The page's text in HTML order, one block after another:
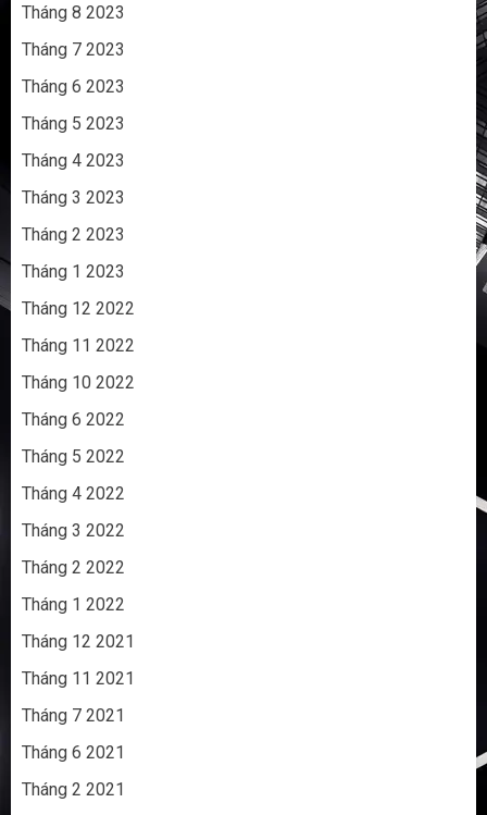
Tháng 8 2023
Tháng 7 2023
Tháng 6 2023
Tháng 5 2023
Tháng 4 2023
Tháng 3 2023
Tháng 2 2023
Tháng 1 2023
Tháng 12 2022
Tháng 11 2022
Tháng 10 2022
Tháng 6 2022
Tháng 5 2022
Tháng 4 2022
Tháng 3 2022
Tháng 2 2022
Tháng 1 2022
Tháng 12 2021
Tháng 11 2021
Tháng 7 2021
Tháng 6 2021
Tháng 2 2021